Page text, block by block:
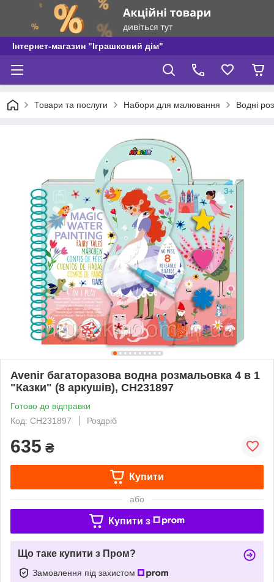
Інтернет-магазин "Іграшковий дім"
Товари та послуги Набори для малювання Водні
Avenir багаторазова водна розмальовка 4 в 1
"Казки" (8 аркушів), CH231897
Готово до відправки
Код: CH231897
Роздріб
635 ₴
Купити
або
Купити з
Що таке купити з Пром?
Замовлення під захистом